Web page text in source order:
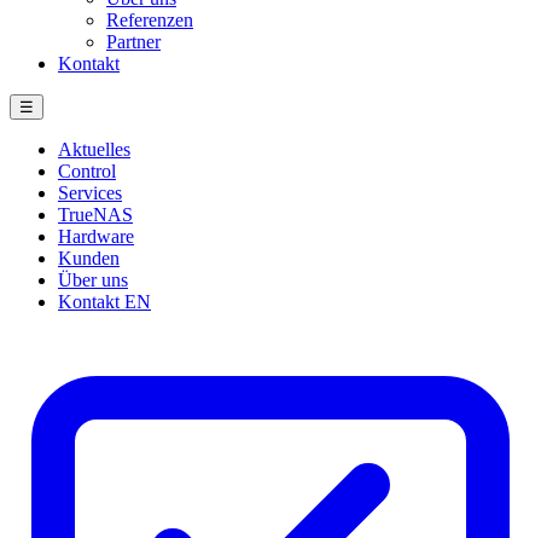
Referenzen
Partner
Kontakt
☰
Aktuelles
Control
Services
TrueNAS
Hardware
Kunden
Über uns
Kontakt EN